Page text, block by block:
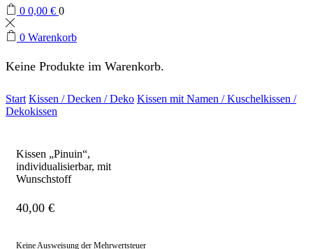
0 0,00 € 0
0 Warenkorb
Keine Produkte im Warenkorb.
Start Kissen / Decken / Deko Kissen mit Namen / Kuschelkissen /
Dekokissen
Kissen „Pinuin“,
individualisierbar, mit
Wunschstoff
40,00 €
Keine Ausweisung der Mehrwertsteuer